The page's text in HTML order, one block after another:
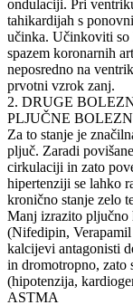
ondulaciji. Pri
tahikardijah s
učinka. Učinkoviti so
spazem koronarnih
neposredno na
prvotni vzrok zanj.
2. DRUGE
PLJUČNE
Za to stanje je
pljuč. Zaradi
cirkulaciji in zato
hipertenziji se lahko
kronično stanje zelo
Manj izrazito pljučno
(Nifedipin,
kalcijevi antagonisti
in dromotropno, zato
(hipotenzija,
ASTMA